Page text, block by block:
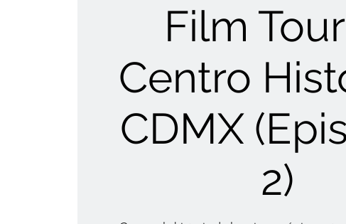
Film
Centro
CDMX
2)